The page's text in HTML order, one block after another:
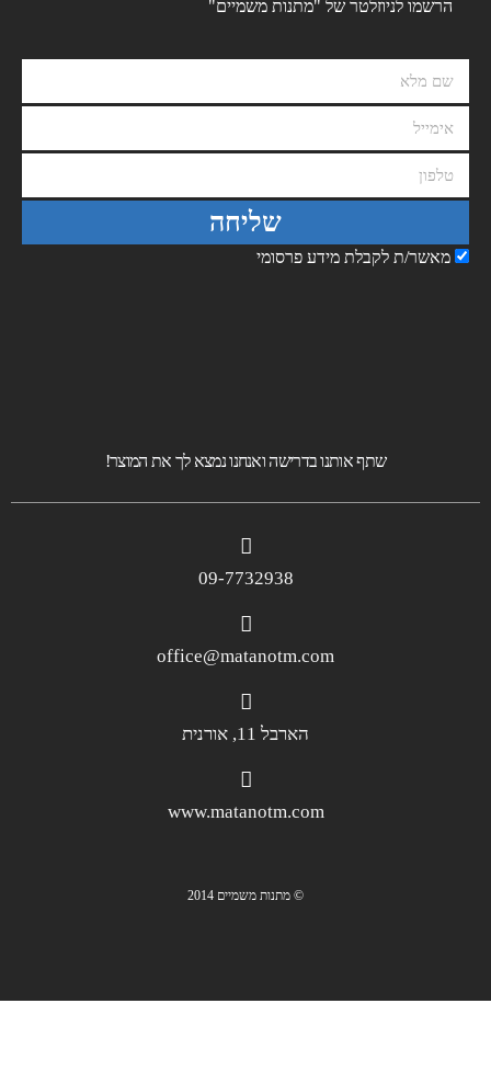
הרשמו לניוזלטר של "מתנות משמיים"
מאשר/ת לקבלת מידע פרסומי
שליחה
שתף אותנו בדרישה ואנחנו נמצא לך את המוצר!
09-7732938
office@matanotm.com
הארבל 11, אורנית
www.matanotm.com
© מתנות משמיים 2014